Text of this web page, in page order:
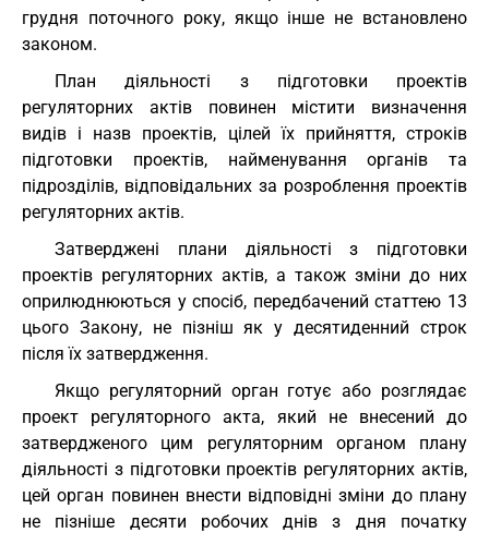
грудня поточного року, якщо інше не встановлено
законом.
План діяльності з підготовки проектів
регуляторних актів повинен містити визначення
видів і назв проектів, цілей їх прийняття, строків
підготовки проектів, найменування органів та
підрозділів, відповідальних за розроблення проектів
регуляторних актів.
Затверджені плани діяльності з підготовки
проектів регуляторних актів, а також зміни до них
оприлюднюються у спосіб, передбачений статтею 13
цього Закону, не пізніш як у десятиденний строк
після їх затвердження.
Якщо регуляторний орган готує або розглядає
проект регуляторного акта, який не внесений до
затвердженого цим регуляторним органом плану
діяльності з підготовки проектів регуляторних актів,
цей орган повинен внести відповідні зміни до плану
не пізніше десяти робочих днів з дня початку